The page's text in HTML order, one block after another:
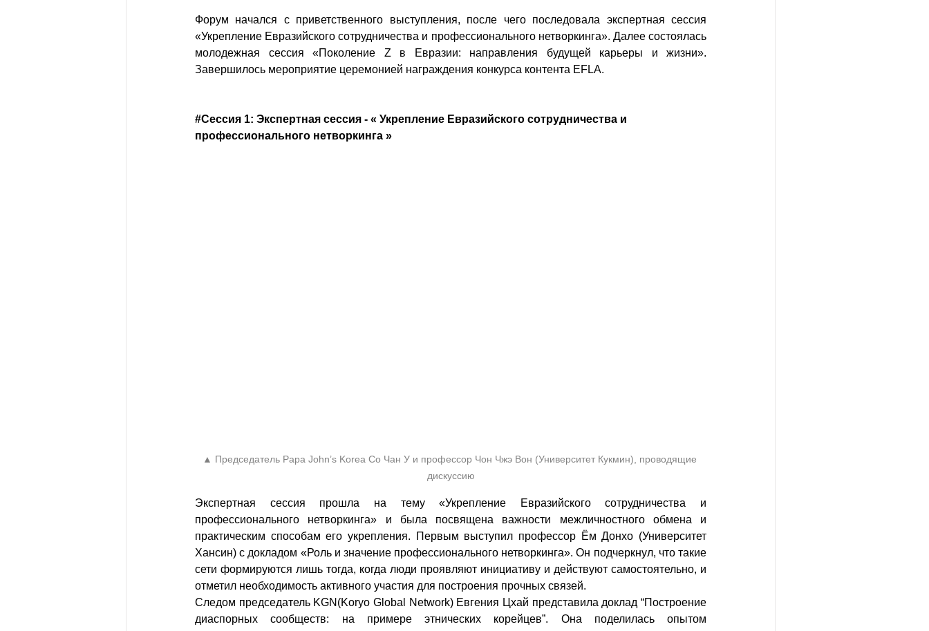
Форум начался с приветственного выступления, после чего последовала экспертная сессия
«Укрепление Евразийского сотрудничества и профессионального нетворкинга». Далее состоялась
молодежная сессия «Поколение Z в Евразии: направления будущей карьеры и жизни».
Завершилось мероприятие церемонией награждения конкурса контента EFLA.
#Сессия 1: Экспертная сессия - « Укрепление Евразийского сотрудничества и
профессионального нетворкинга »
▲ Председатель Papa John’s Korea Со Чан У и профессор Чон Чжэ Вон (Университет Кукмин), проводящие
дискуссию
Экспертная сессия прошла на тему «Укрепление Евразийского сотрудничества и
профессионального нетворкинга» и была посвящена важности межличностного обмена и
практическим способам его укрепления. Первым выступил профессор Ём Донхо (Университет
Хансин) с докладом «Роль и значение профессионального нетворкинга». Он подчеркнул, что такие
сети формируются лишь тогда, когда люди проявляют инициативу и действуют самостоятельно, и
отметил необходимость активного участия для построения прочных связей.
Следом председатель KGN(Koryo Global Network) Евгения Цхай представила доклад “Построение
диаспорных сообществ: на примере этнических корейцев”. Она поделилась опытом